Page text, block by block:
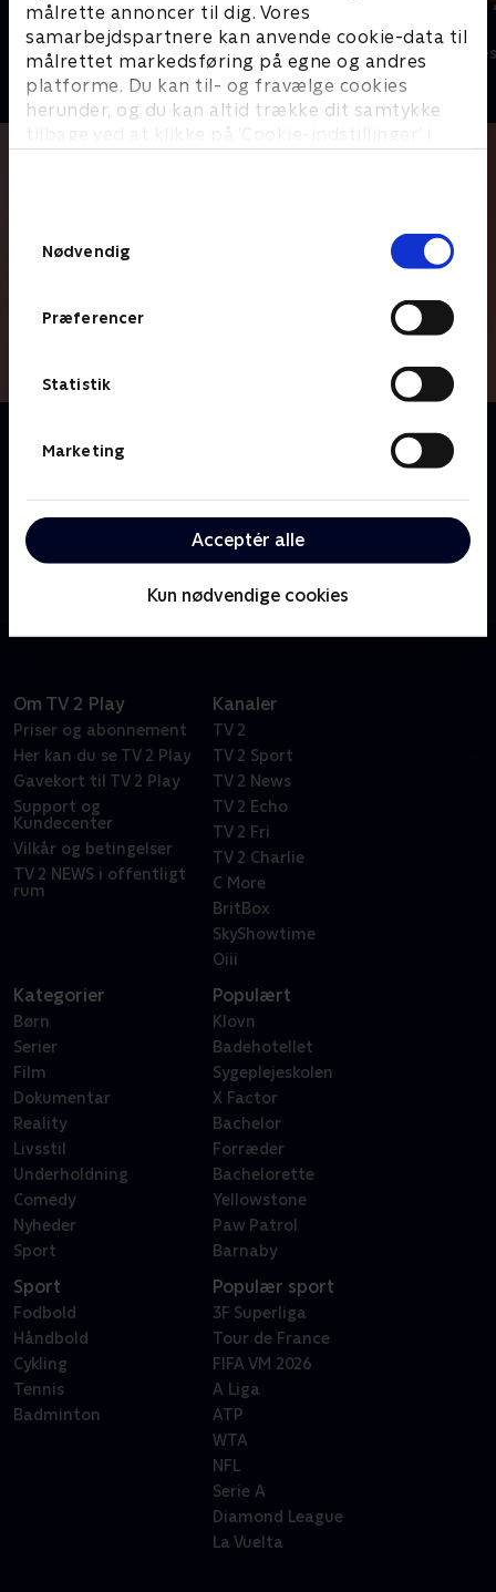
målrette annoncer til dig. Vores
samarbejdspartnere kan anvende cookie-data til
målrettet markedsføring på egne og andres
platforme. Du kan til- og fravælge cookies
herunder, og du kan altid trække dit samtykke
tilbage ved at klikke på ’Cookie-indstillinger’ i
Nødvendig
Præferencer
Statistik
Marketing
Acceptér alle
Kun nødvendige cookies
Klovn
Komedie • 11 sæsoner
Tomgang
Komedie • 3
Programmet 'Jumpstart' og den tilhørende redaktion
af Casper Christensen og Frank Hvam. Den
skrupskøre redaktion er så upolitiske korrekte som
noget kan være, og det er både pinligt, sjovt og
hjertevarmt, når de på bedste vis prøver at tage
Om TV 2 Play
Priser og abonnement
Her kan du se TV 2 Play
Gavekort til TV 2 Play
Support og
Kundecenter
Vilkår og betingelser
TV 2 NEWS i offentligt
rum
Kanaler
TV 2
TV 2 Sport
TV 2 News
TV 2 Echo
TV 2 Fri
TV 2 Charlie
C More
BritBox
SkyShowtime
Oiii
Kategorier
Børn
Serier
Film
Dokumentar
Reality
Livsstil
Underholdning
Comedy
Nyheder
Sport
Populært
Klovn
Badehotellet
Sygeplejeskolen
X Factor
Bachelor
Forræder
Bachelorette
Yellowstone
Paw Patrol
Barnaby
Sport
Fodbold
Håndbold
Cykling
Tennis
Badminton
Populær sport
3F Superliga
Tour de France
FIFA VM 2026
A Liga
ATP
WTA
NFL
Serie A
Diamond League
La Vuelta